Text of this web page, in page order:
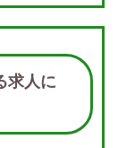
人に